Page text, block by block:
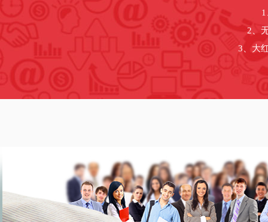
2、
3、大